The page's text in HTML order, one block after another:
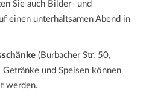
Sie auch Bilder- und
einen unterhaltsamen Abend in
(Burbacher Str. 50,
und Speisen können
werden.